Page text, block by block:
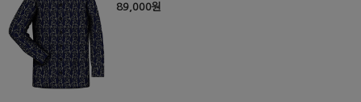
89,000원